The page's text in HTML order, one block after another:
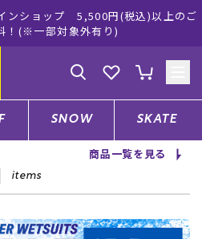
)以上のご
ムラサキスポーツ公式
会員登録
舗一覧
SNOW SKATE
商品一覧を見る
items